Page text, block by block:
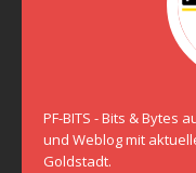
PF-BITS - Bits & Bytes
und Weblog mit
Goldstadt.